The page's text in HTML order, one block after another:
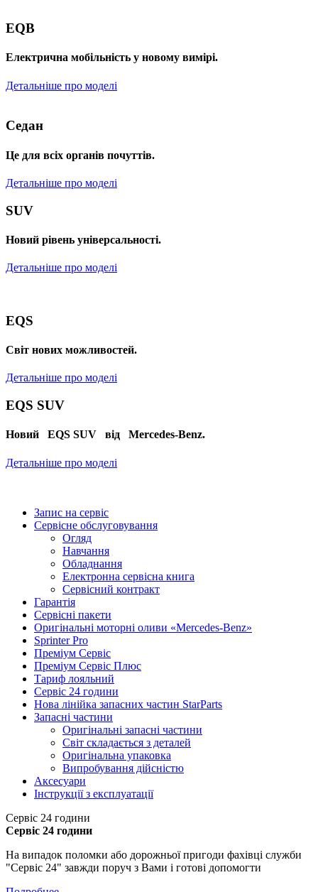
EQB
Електрична мобільність у новому вимірі.
Детальніше про моделі
Седан
Це для всіх органів почуттів.
Детальніше про моделі
SUV
Новий рівень універсальності.
Детальніше про моделі
EQS
Cвіт нових можливостей.
Детальніше про моделі
EQS SUV
Новий EQS SUV від Mercedes-Benz.
Детальніше про моделі
Запис на сервіс
Сервісне обслуговування
Огляд
Навчання
Обладнання
Електронна сервісна книга
Сервісний контракт
Гарантія
Сервісні пакети
Оригінальні моторні оливи «Mercedes-Benz»
Sprinter Pro
Преміум Сервіс
Преміум Сервіс Плюс
Тариф лояльний
Сервіс 24 години
Нова лінійка запасних частин StarParts
Запасні частини
Оригінальні запасні частини
Світ складається з деталей
Оригінальна упаковка
Випробування дійсністю
Аксесуари
Інструкції з експлуатації
Сервіс 24 години
Сервіс 24 години
На випадок поломки або дорожньої пригоди фахівці служби
"Сервіс 24" завжди поруч з Вами і готові допомогти